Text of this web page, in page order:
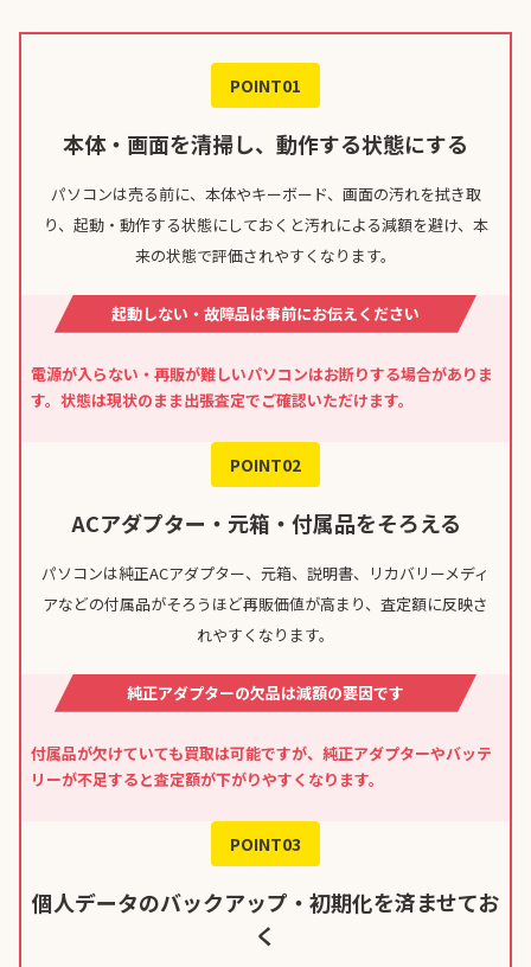
POINT01
本体・画面を清掃し、動作する状態にする
パソコンは売る前に、本体やキーボード、画面の汚れを拭き取
り、起動・動作する状態にしておくと汚れによる減額を避け、本
来の状態で評価されやすくなります。
起動しない・故障品は事前にお伝えください
電源が入らない・再販が難しいパソコンはお断りする場合がありま
す。状態は現状のまま出張査定でご確認いただけます。
POINT02
ACアダプター・元箱・付属品をそろえる
パソコンは純正ACアダプター、元箱、説明書、リカバリーメディ
アなどの付属品がそろうほど再販価値が高まり、査定額に反映さ
れやすくなります。
純正アダプターの欠品は減額の要因です
付属品が欠けていても買取は可能ですが、純正アダプターやバッテ
リーが不足すると査定額が下がりやすくなります。
POINT03
個人データのバックアップ・初期化を済ませてお
く